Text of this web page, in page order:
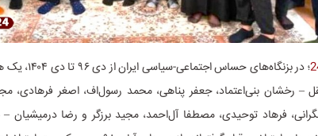
؛ در بزنگاه‌های
– رخشان بنی‌اعتماد، جعفر پناهی، محمد رسول‌اف، اصغر فرهادی،
فرهاد توحیدی، مصطفا آل‌احمد، مجید برزگر و رضا درمیشیان –